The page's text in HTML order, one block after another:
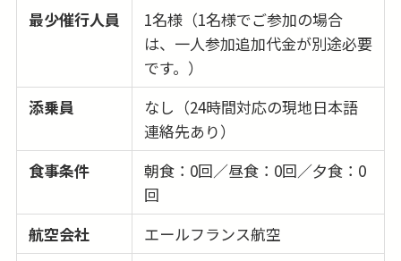
最少催行人員
1名様（1名様でご参加の場合
は、一人参加追加代金が別途必要
です。）
添乗員
なし（24時間対応の現地日本語
連絡先あり）
食事条件
朝食：0回／昼食：0回／夕食：0
回
航空会社
エールフランス航空